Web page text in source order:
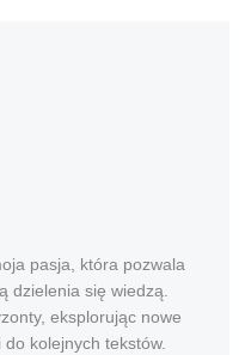
pasja, która pozwala
dzielenia się wiedzą.
eksplorując nowe
kolejnych tekstów.